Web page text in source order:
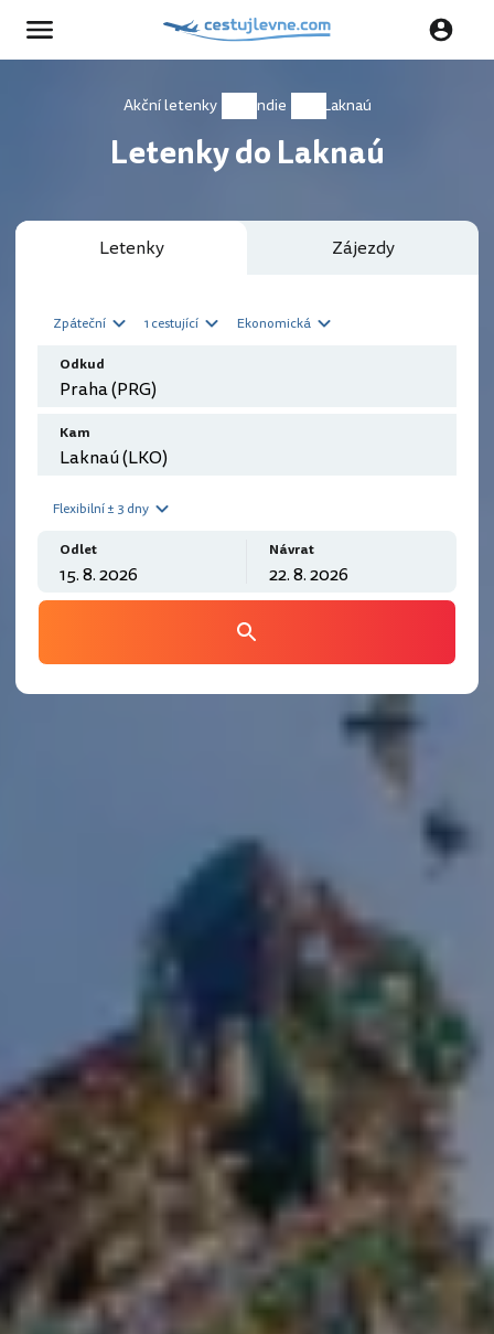
Akční letenky Indie Laknaú
Letenky do Laknaú
Letenky Zájezdy
Zpáteční 1 cestující Ekonomická
Odkud
Kam
Flexibilní ± 3 dny
Odlet Návrat